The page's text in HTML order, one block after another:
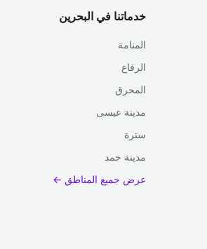
خدماتنا في البحرين
المنامة
الرفاع
المحرق
مدينة عيسى
سترة
مدينة حمد
عرض جميع المناطق ←